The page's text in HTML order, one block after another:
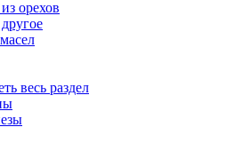
орехов
весь раздел